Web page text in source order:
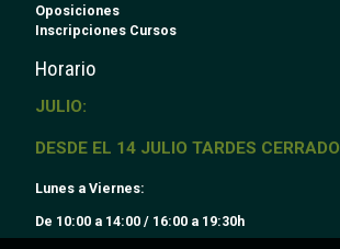
Oposiciones
Inscripciones Cursos
Horario
JULIO:
DESDE EL 14 JULIO TARDES CERRADO
Lunes a Viernes:
De 10:00 a 14:00 / 16:00 a 19:30h